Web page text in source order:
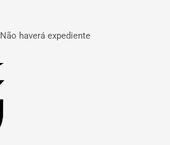
Não haverá expediente